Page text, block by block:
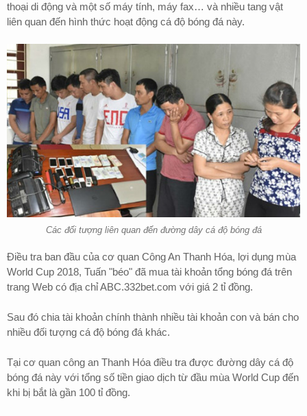
thoại di động và một số máy tính, máy fax… và nhiều tang vật
liên quan đến hình thức hoạt động cá độ bóng đá này.
Các đối tượng liên quan đến đường dây cá độ bóng đá
Điều tra ban đầu của cơ quan Công An Thanh Hóa, lợi dụng mùa
World Cup 2018, Tuấn "béo" đã mua tài khoản tổng bóng đá trên
trang Web có địa chỉ ABC.332bet.com với giá 2 tỉ đồng.
Sau đó chia tài khoản chính thành nhiều tài khoản con và bán cho
nhiều đối tượng cá độ bóng đá khác.
Tại cơ quan công an Thanh Hóa điều tra được đường dây cá độ
bóng đá này với tổng số tiền giao dịch từ đầu mùa World Cup đến
khi bị bắt là gần 100 tỉ đồng.